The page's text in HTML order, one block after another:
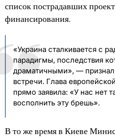
список пострадавших
финансирования.
«Украина сталкивается с
парадигмы, последствия
драматичными», — признал
встречи. Глава
прямо заявила: «У нас нет
восполнить эту брешь».
В то же время в Киеве